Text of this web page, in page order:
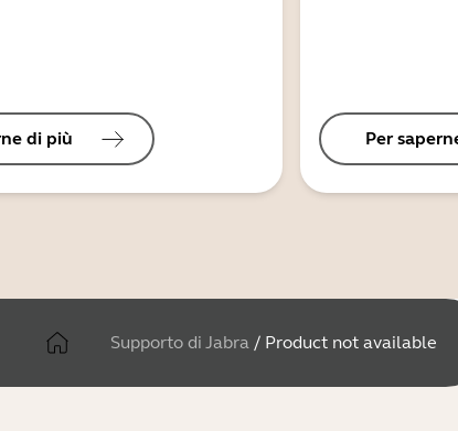
di più Per
Supporto di Jabra / Product not available